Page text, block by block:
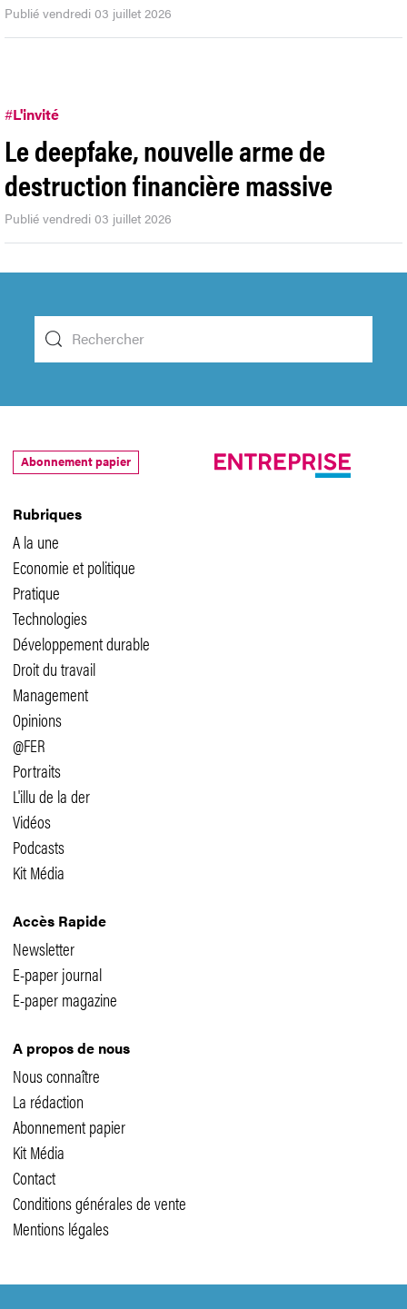
Publié vendredi 03 juillet 2026
#L'invité
Le deepfake, nouvelle arme de
destruction financière massive
Publié vendredi 03 juillet 2026
Rubriques
A la une
Economie et politique
Pratique
Technologies
Développement durable
Droit du travail
Management
Opinions
@FER
Portraits
L'illu de la der
Vidéos
Podcasts
Kit Média
Accès Rapide
Newsletter
E-paper journal
E-paper magazine
A propos de nous
Nous connaître
La rédaction
Abonnement papier
Kit Média
Contact
Conditions générales de vente
Mentions légales
Abonnement papier